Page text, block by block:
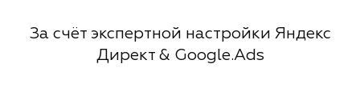
За счёт экспертной настройки Яндекс
Директ & Google.Ads